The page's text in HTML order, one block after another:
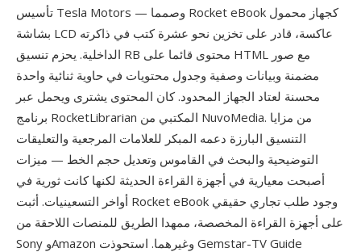
تأسيس Tesla Motors — وصمما Rocket eBook كجهاز محمول
بشاشة LCD عاكسة، قادر على تخزين نحو عشرة كتب في ذاكرته
الداخلية. يحزم تنسيق RB محتوى قائما على HTML مع صور
مضمنة وبيانات وصفية وجدول محتويات في حاوية ثنائية واحدة
محسنة لعتاد الجهاز المحدود. كان المحتوى يشترى ويحمل عبر
برنامج RocketLibrarian المكتبي من NuvoMedia. من مزايا
التنسيق البارزة دعمه المبكر للعلامات المرجعية والتعليقات
التوضيحية والبحث في القاموس وتعديل حجم الخط — ميزات
أصبحت معيارية في أجهزة القراءة الحديثة لكنها كانت ثورية في
أواخر التسعينيات. أثبت Rocket eBook وجود طلب تجاري حقيقي
على أجهزة القراءة المخصصة، ممهدا الطريق للمنصات اللاحقة من
Sony وAmazon وغيرهما. استحوذت Gemstar-TV Guide